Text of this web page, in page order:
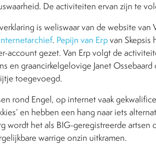
De activiteiten ervan zijn te
is weliswaar van de website van
. Pepijn van Erpvan Skepsis
account gezet. Van Erp volgt de
en graancirkelgelovige Janet
toegevoegd.
rond Engel, op internet vaak
en hebben een hang naar iets
wordt het als BIG-geregistreerde
warrige onzin uitkramen.